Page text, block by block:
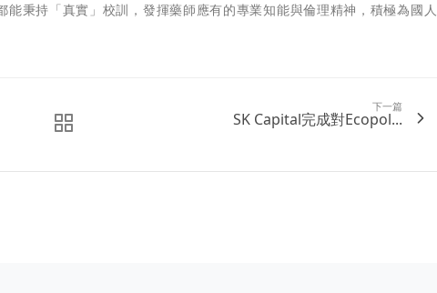
秉持「真實」校訓，發揮藥師應有的專業知能與倫理精神，積極為國人
下一篇
SK Capital完成對Ecopol...